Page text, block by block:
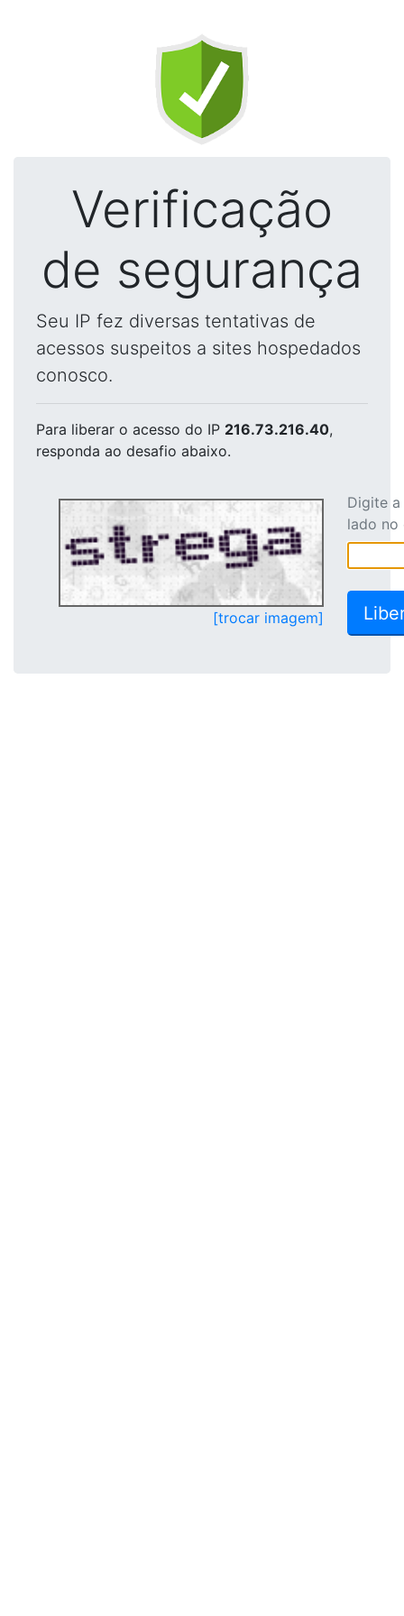
Verificação
de segurança
Seu IP fez diversas tentativas de
acessos suspeitos a sites hospedados
conosco.
Para liberar o acesso do IP 216.73.216.40,
responda ao desafio abaixo.
[trocar imagem]
Digite
lado no